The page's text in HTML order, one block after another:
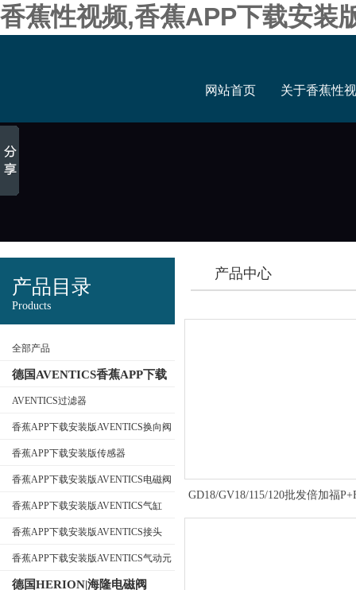
香蕉性视频,香蕉APP下载安装
网站首页 关于香蕉性
产品目录
Products
全部产品
德国AVENTICS香蕉APP下载
安装版
AVENTICS过滤器
香蕉APP下载安装版AVENTICS换向阀
香蕉APP下载安装版传感器
香蕉APP下载安装版AVENTICS电磁阀
香蕉APP下载安装版AVENTICS气缸
香蕉APP下载安装版AVENTICS接头
香蕉APP下载安装版AVENTICS气动元
德国HERION|海隆电磁阀
产品中心
GD18/GV18/115/120批发倍加福